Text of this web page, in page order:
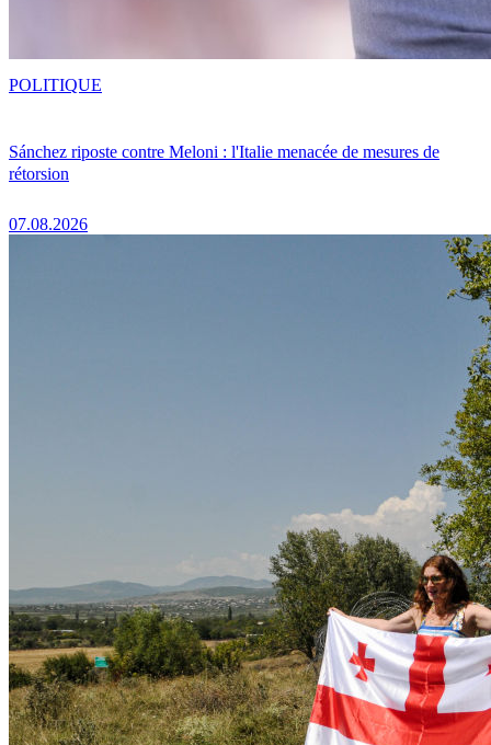
Sánchez riposte contre Meloni : l'Italie menacée de mesures de
rétorsion
07.08.2026
POLITIQUE